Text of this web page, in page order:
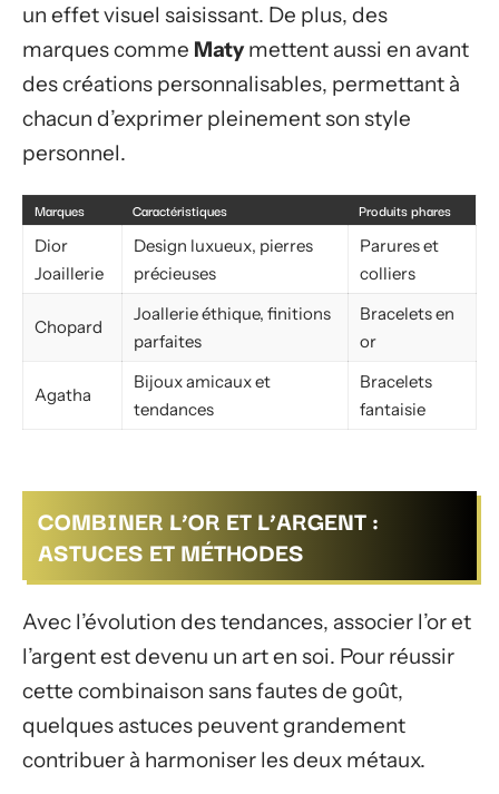
un effet visuel saisissant. De plus, des
marques comme Matymettent aussi en avant
des créations personnalisables, permettant à
chacun d’exprimer pleinement son style
personnel.
Marques Caractéristiques
Produits phares
Dior
Joaillerie
Design luxueux, pierres
précieuses
Parures et
colliers
Chopard
Joallerie éthique, finitions
parfaites
Bracelets en
or
Agatha
Bijoux amicaux et
tendances
Bracelets
fantaisie
COMBINER L’OR ET L’ARGENT :
ASTUCES ET MÉTHODES
Avec l’évolution des tendances, associer l’or et
l’argent est devenu un art en soi. Pour réussir
cette combinaison sans fautes de goût,
quelques astuces peuvent grandement
contribuer à harmoniser les deux métaux.